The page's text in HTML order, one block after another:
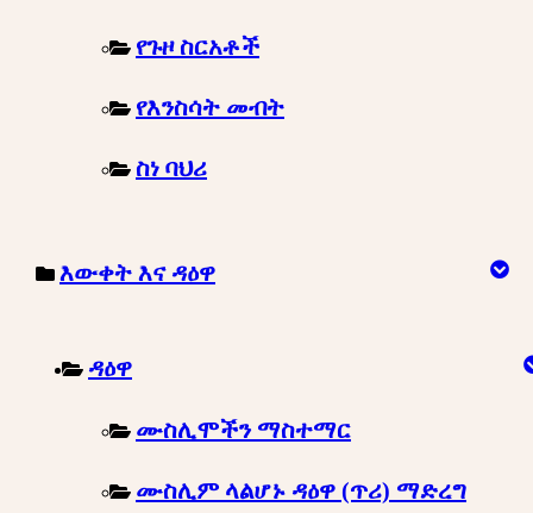
የጉዞ ስርአቶች
የእንስሳት መብት
ስነ ባህሪ
እውቀት እና ዳዕዋ
ዳዕዋ
ሙስሊሞችን ማስተማር
ሙስሊም ላልሆኑ ዳዕዋ (ጥሪ) ማድረግ